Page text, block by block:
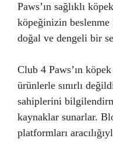
Paws’ın sağlıklı
köpeğinizin beslenme
doğal ve dengeli bir
Club 4 Paws’ın
ürünlerle sınırlı
sahiplerini
kaynaklar sunarlar.
platformları